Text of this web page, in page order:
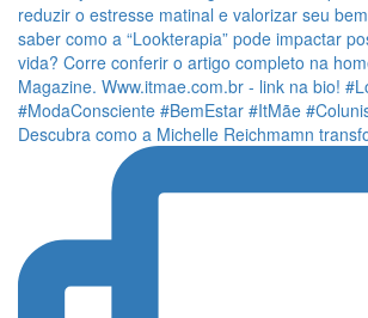
Descubra como a Michelle Reichmamn